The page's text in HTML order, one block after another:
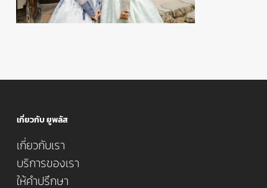
เกี่ยวกับ ยูพลัส
เกี่ยวกับเรา
บริการของเรา
ให้คำปรึกษา